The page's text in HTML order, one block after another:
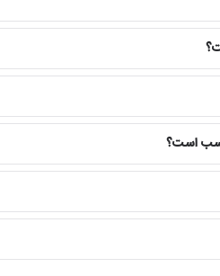
آب نیازی به جدا کردن و برگرداندن مخزن نیست.
نسبت به مدل‌های بسیار کوچک، برای مدت بیشتری
بیش از ظرفیت توصیه‌شده می‌تواند عملکرد